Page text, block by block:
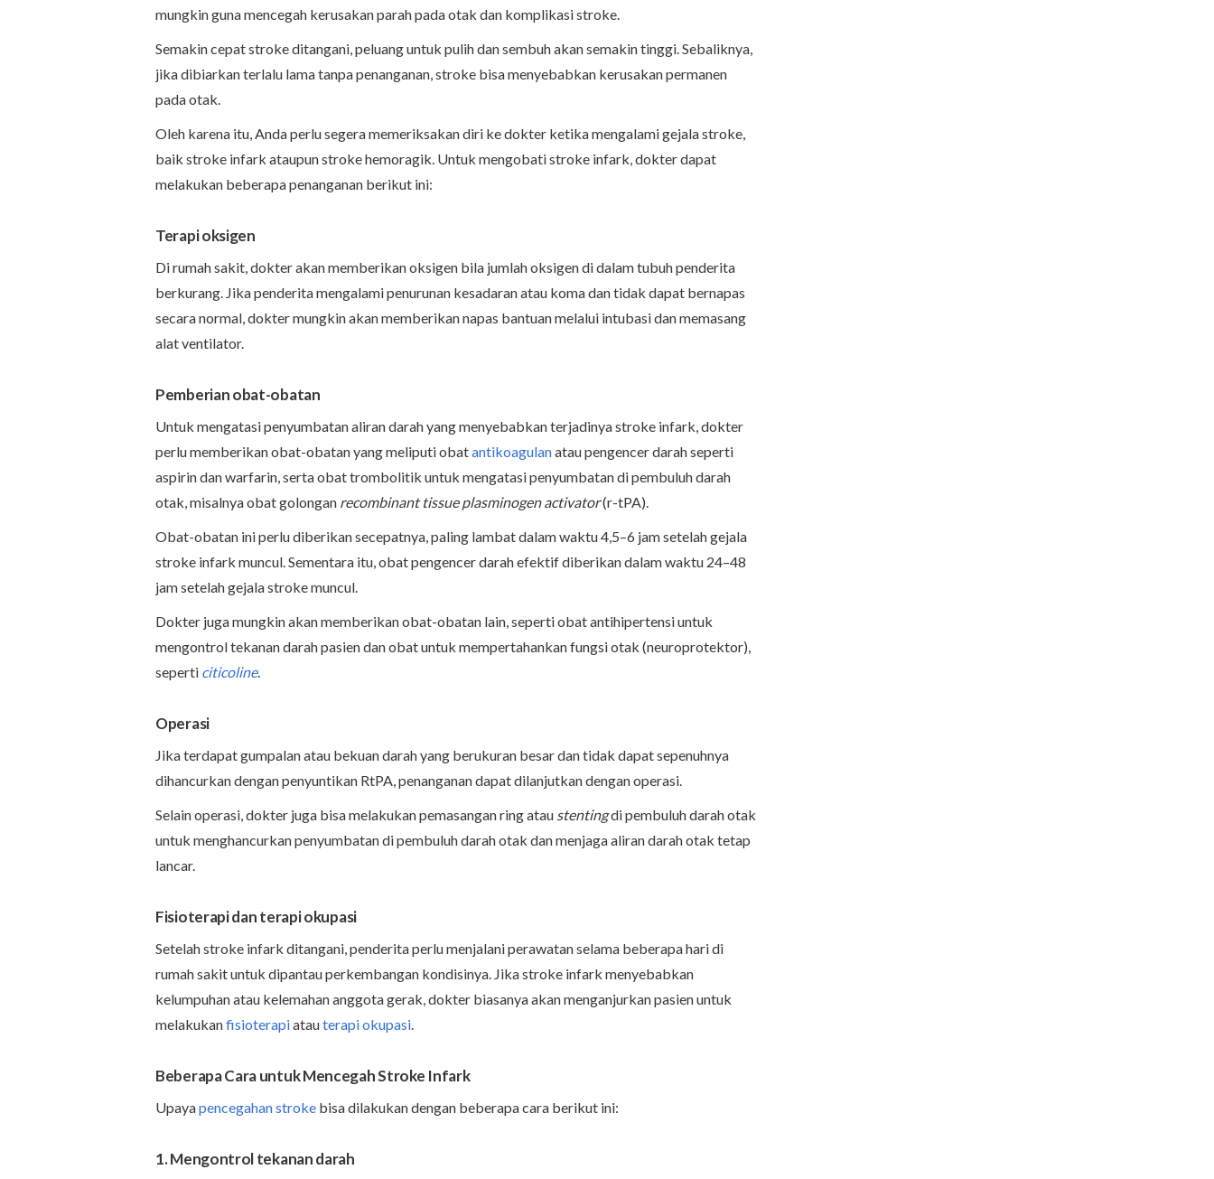
mungkin guna mencegah kerusakan parah pada otak dan komplikasi stroke.
Semakin cepat stroke ditangani, peluang untuk pulih dan sembuh akan semakin tinggi. Sebaliknya,
jika dibiarkan terlalu lama tanpa penanganan, stroke bisa menyebabkan kerusakan permanen
pada otak.
Oleh karena itu, Anda perlu segera memeriksakan diri ke dokter ketika mengalami gejala stroke,
baik stroke infark ataupun stroke hemoragik. Untuk mengobati stroke infark, dokter dapat
melakukan beberapa penanganan berikut ini:
Terapi oksigen
Di rumah sakit, dokter akan memberikan oksigen bila jumlah oksigen di dalam tubuh penderita
berkurang. Jika penderita mengalami penurunan kesadaran atau koma dan tidak dapat bernapas
secara normal, dokter mungkin akan memberikan napas bantuan melalui intubasi dan memasang
alat ventilator.
Pemberian obat-obatan
Untuk mengatasi penyumbatan aliran darah yang menyebabkan terjadinya stroke infark, dokter
perlu memberikan obat-obatan yang meliputi obatantikoagulanatau pengencer darah seperti
aspirin dan warfarin, serta obat trombolitik untuk mengatasi penyumbatan di pembuluh darah
otak, misalnya obat golongan recombinant tissue plasminogen activator(r-tPA).
Obat-obatan ini perlu diberikan secepatnya, paling lambat dalam waktu 4,5–6 jam setelah gejala
stroke infark muncul. Sementara itu, obat pengencer darah efektif diberikan dalam waktu 24–48
jam setelah gejala stroke muncul.
Dokter juga mungkin akan memberikan obat-obatan lain, seperti obat antihipertensi untuk
mengontrol tekanan darah pasien dan obat untuk mempertahankan fungsi otak (neuroprotektor),
seperti citicoline.
Operasi
Jika terdapat gumpalan atau bekuan darah yang berukuran besar dan tidak dapat sepenuhnya
dihancurkan dengan penyuntikan RtPA, penanganan dapat dilanjutkan dengan operasi.
Selain operasi, dokter juga bisa melakukan pemasangan ring atau stentingdi pembuluh darah otak
untuk menghancurkan penyumbatan di pembuluh darah otak dan menjaga aliran darah otak tetap
lancar.
Fisioterapi dan terapi okupasi
Setelah stroke infark ditangani, penderita perlu menjalani perawatan selama beberapa hari di
rumah sakit untuk dipantau perkembangan kondisinya. Jika stroke infark menyebabkan
kelumpuhan atau kelemahan anggota gerak, dokter biasanya akan menganjurkan pasien untuk
melakukanfisioterapiatauterapi okupasi.
Beberapa Cara untuk Mencegah Stroke Infark
Upayapencegahan stroke bisa dilakukan dengan beberapa cara berikut ini:
1. Mengontrol tekanan darah